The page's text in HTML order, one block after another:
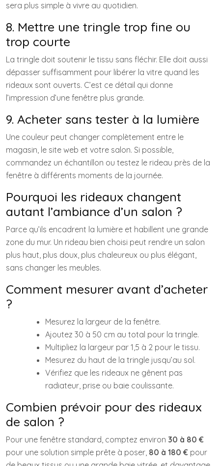
sera plus simple à vivre au quotidien.
8. Mettre une tringle trop fine ou
trop courte
La tringle doit soutenir le tissu sans fléchir. Elle doit aussi
dépasser suffisamment pour libérer la vitre quand les
rideaux sont ouverts. C’est ce détail qui donne
l’impression d’une fenêtre plus grande.
9. Acheter sans tester à la lumière
Une couleur peut changer complètement entre le
magasin, le site web et votre salon. Si possible,
commandez un échantillon ou testez le rideau près de la
fenêtre à différents moments de la journée.
Pourquoi les rideaux changent
autant l’ambiance d’un salon ?
Parce qu’ils encadrent la lumière et habillent une grande
zone du mur. Un rideau bien choisi peut rendre un salon
plus haut, plus doux, plus chaleureux ou plus élégant,
sans changer les meubles.
Comment mesurer avant d’acheter
?
Mesurez la largeur de la fenêtre.
Ajoutez 30 à 50 cm au total pour la tringle.
Multipliez la largeur par 1,5 à 2 pour le tissu.
Mesurez du haut de la tringle jusqu’au sol.
Vérifiez que les rideaux ne gênent pas
radiateur, prise ou baie coulissante.
Combien prévoir pour des rideaux
de salon ?
Pour une fenêtre standard, comptez environ 30 à 80 €
pour une solution simple prête à poser, 80 à 180 € pour